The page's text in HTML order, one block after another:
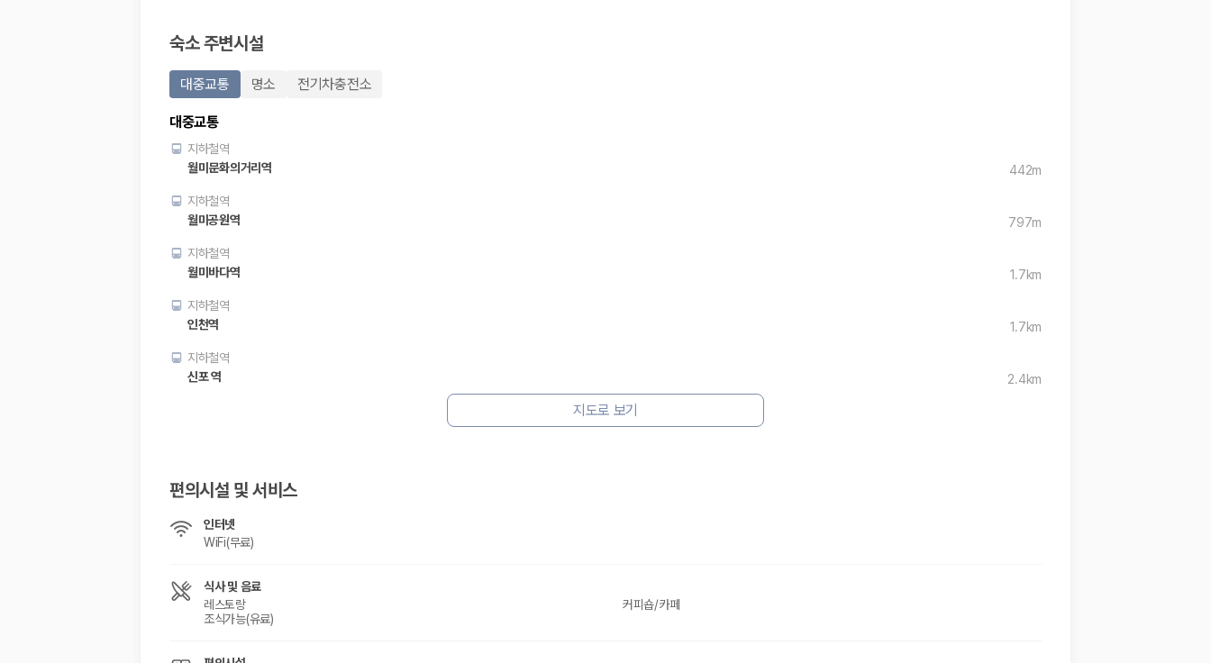
숙소 주변시설
대중교통 명소 전기차충전소
대중교통
지하철역
월미문화의거리역
442m
지하철역
월미공원역
797m
지하철역
월미바다역
1.7km
지하철역
인천역
1.7km
지하철역
신포 역
2.4km
지도로 보기
편의시설 및 서비스
인터넷
WiFi(무료)
식사 및 음료
레스토랑
커피숍/카페
조식가능(유료)